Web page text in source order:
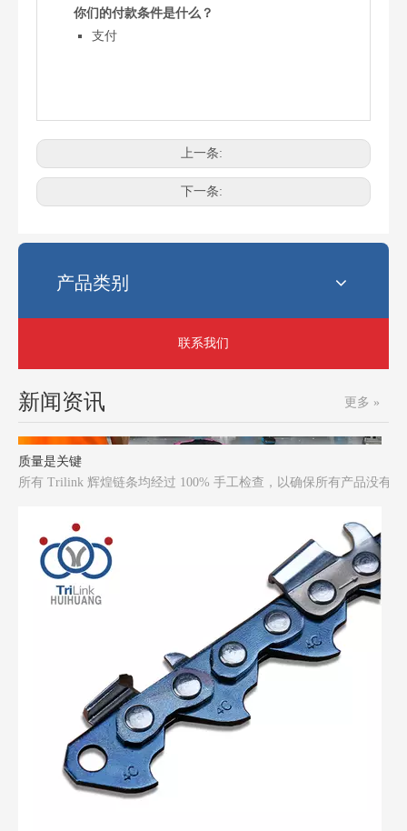
你们的付款条件是什么？
支付
上一条:
下一条:
产品类别
联系我们
新闻资讯 更多 »
电锯最常见的链条尺寸是多少？
选择正确的链锯链条尺寸可能会令人困惑。使用错误的链条会影响
质量是关键
所有 Trilink 辉煌链条均经过 100% 手工检查，以确保所有产品没有